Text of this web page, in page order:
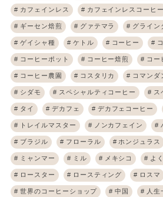
カフェインレス カフェインレスコーヒー
ギーセン焙煎 グァテマラ グライン
ゲイシャ種 ケトル コーヒー
コーヒーポット コーヒー焙煎 コー
コーヒー農園 コスタリカ コマンダ
シダモ スペシャルティコーヒー ス
タイ デカフェ デカフェコーヒー
トレイルマスター ノンカフェイン
ブラジル フローラル ホンジュラス
ミャンマー ミル メキシコ よ
ロースター ロースティング ロスマ
世界のコーヒーショップ 中国 人生